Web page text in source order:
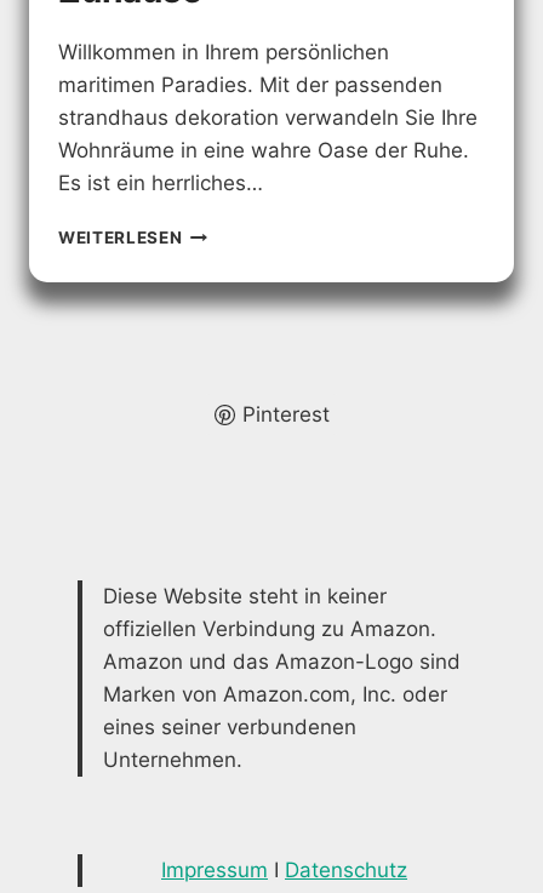
Willkommen in Ihrem persönlichen
maritimen Paradies. Mit der passenden
strandhaus dekoration verwandeln Sie Ihre
Wohnräume in eine wahre Oase der Ruhe.
Es ist ein herrliches…
WEITERLESEN STRANDHAUS
STILVOLLE
IDEEN
Pinterest
Diese Website steht in keiner
offiziellen Verbindung zu Amazon.
Amazon und das Amazon-Logo sind
Marken von Amazon.com, Inc. oder
eines seiner verbundenen
Unternehmen.
Impressum I Datenschutz